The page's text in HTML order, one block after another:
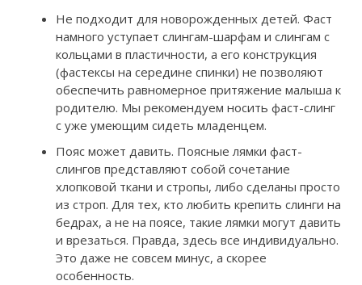
Не подходит для новорожденных детей. Фаст
намного уступает слингам-шарфам и слингам с
кольцами в пластичности, а его конструкция
(фастексы на середине спинки) не позволяют
обеспечить равномерное притяжение малыша к
родителю. Мы рекомендуем носить фаст-слинг
с уже умеющим сидеть младенцем.
Пояс может давить. Поясные лямки фаст-
слингов представляют собой сочетание
хлопковой ткани и стропы, либо сделаны просто
из строп. Для тех, кто любить крепить слинги на
бедрах, а не на поясе, такие лямки могут давить
и врезаться. Правда, здесь все индивидуально.
Это даже не совсем минус, а скорее
особенность.